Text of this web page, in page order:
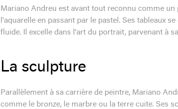
Mariano Andreu est avant tout reconnu comme
l'aquarelle en passant par le pastel. Ses tableaux
fluide. Il excelle dans l'art du portrait, parvenant à
La sculpture
Parallèlement à sa carrière de peintre, Mariano
comme le bronze, le marbre ou la terre cuite. Ses